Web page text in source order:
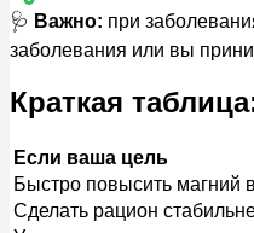
🩺 Важно: при
заболевания или вы
Краткая
Если ваша цель
Быстро повысить магний
Сделать рацион